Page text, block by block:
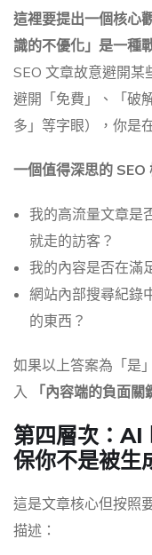
這裡要提出一個核心
識的不優化」是一種
SEO 文章故意避開某
避開「免費」、「破
多」等字眼），你是
一個值得深思的 SEO
我的高流量文章是
就走的訪客？
我的內容是否在滿
網站內部搜尋紀錄
的東西？
如果以上答案為「是
入
「內容端的負面關
第四層次：
保你不是被生
這是文章核心但按照
描述：